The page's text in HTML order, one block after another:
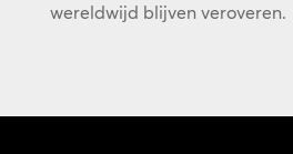
wereldwijd blijven veroveren.